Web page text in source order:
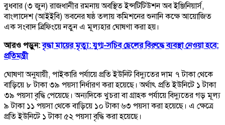
বুধবার (৩ জুন) রাজধানীর রমনায় অবস্থিত ইন্সটিটিউশন অব ইঞ্জিনিয়ার্স,
বাংলাদেশ (আইইবি) ভবনের ষষ্ঠ তলায় কমিশনের শুনানি কক্ষে আয়োজিত
এক সংবাদ ব্রিফিংয়ে নতুন এ মূল্যহার ঘোষণা করা হয়।
আরও পড়ুন:বৃদ্ধা মায়ের মৃত্যু: যুগ্ম-সচিব ছেলের বিরুদ্ধে ব্যবস্থা নেওয়া হবে:
প্রতিমন্ত্রী
ঘোষণা অনুযায়ী, পাইকারি পর্যায়ে প্রতি ইউনিট বিদ্যুতের দাম ৭ টাকা থেকে
বাড়িয়ে ৮ টাকা ৩৯ পয়সা নির্ধারণ করা হয়েছে। অর্থাৎ প্রতি ইউনিটে ১ টাকা
৩৯ পয়সা বৃদ্ধি পেয়েছে। অন্যদিকে খুচরা বা গ্রাহক পর্যায়ে বিদ্যুতের গড় মূল্য
৯ টাকা ১১ পয়সা থেকে বাড়িয়ে ১০ টাকা ৬৩ পয়সা করা হয়েছে। এ ক্ষেত্রে
প্রতি ইউনিটে ১ টাকা ৫২ পয়সা বৃদ্ধি করা হয়েছে।